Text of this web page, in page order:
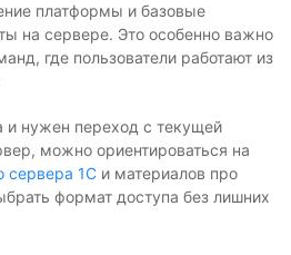
платформы и базовые
на сервере. Это особенно важно
где пользователи работают из
и нужен переход с текущей
можно ориентироваться на
сервера 1С и материалов про
формат доступа без лишних